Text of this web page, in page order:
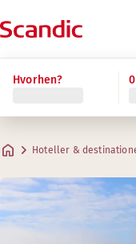
Hvorhen?
Hoteller &